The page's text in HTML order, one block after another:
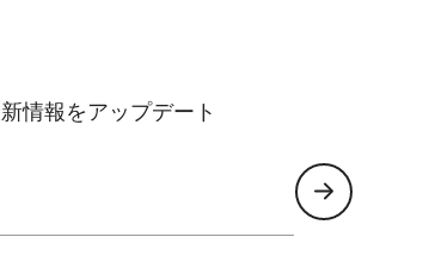
情報をアップデート